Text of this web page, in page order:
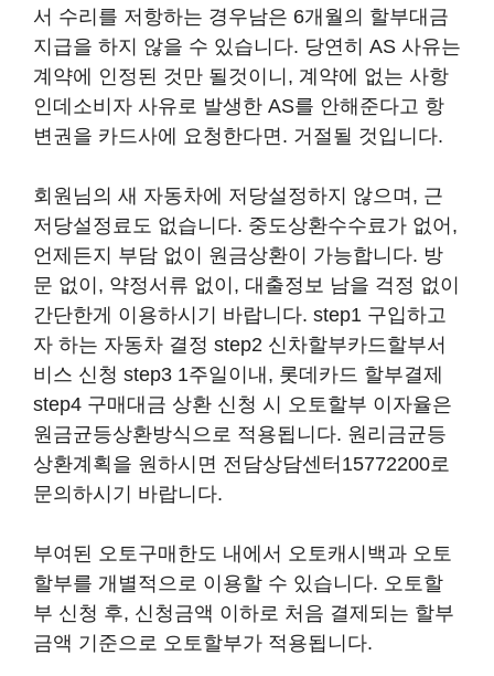
서 수리를 저항하는 경우남은 6개월의 할부대금
지급을 하지 않을 수 있습니다. 당연히 AS 사유는
계약에 인정된 것만 될것이니, 계약에 없는 사항
인데소비자 사유로 발생한 AS를 안해준다고 항
변권을 카드사에 요청한다면. 거절될 것입니다.
회원님의 새 자동차에 저당설정하지 않으며, 근
저당설정료도 없습니다. 중도상환수수료가 없어,
언제든지 부담 없이 원금상환이 가능합니다. 방
문 없이, 약정서류 없이, 대출정보 남을 걱정 없이
간단한게 이용하시기 바랍니다. step1 구입하고
자 하는 자동차 결정 step2 신차할부카드할부서
비스 신청 step3 1주일이내, 롯데카드 할부결제
step4 구매대금 상환 신청 시 오토할부 이자율은
원금균등상환방식으로 적용됩니다. 원리금균등
상환계획을 원하시면 전담상담센터15772200로
문의하시기 바랍니다.
부여된 오토구매한도 내에서 오토캐시백과 오토
할부를 개별적으로 이용할 수 있습니다. 오토할
부 신청 후, 신청금액 이하로 처음 결제되는 할부
금액 기준으로 오토할부가 적용됩니다.